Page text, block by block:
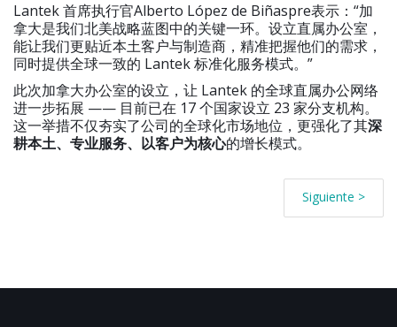
Lantek 首席执行官Alberto López de Biñaspre表示：“加
拿大是我们北美战略蓝图中的关键一环。设立直属办公室，
能让我们更贴近本土客户与制造商，精准把握他们的需求，
同时提供全球一致的 Lantek 标准化服务模式。”
此次加拿大办公室的设立，让 Lantek 的全球直属办公网络
进一步拓展 —— 目前已在 17 个国家设立 23 家分支机构。
这一举措不仅夯实了公司的全球化市场地位，更强化了其深
耕本土、专业服务、以客户为核心的增长模式。
Siguiente >